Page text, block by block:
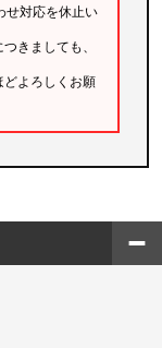
せ対応を休止い
きましても、
どよろしくお願